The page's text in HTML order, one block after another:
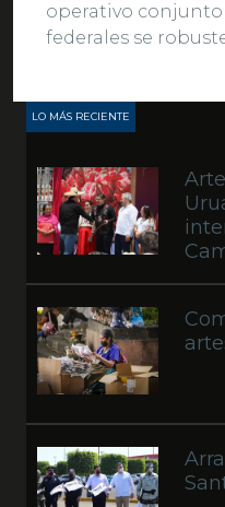
operativo
federales se
LO MÁS RECIENTE